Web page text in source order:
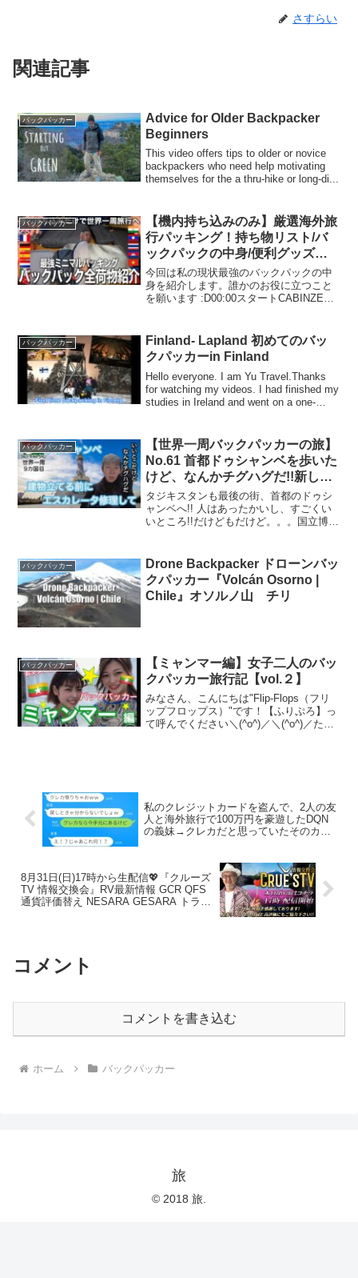
さすらい
関連記事
バックパッカー
Advice for Older Backpacker
Beginners
This video offers tips to older or novice
backpackers who need help motivating
themselves for the a thru-hike or long-di...
バックパッカー
【機内持ち込みのみ】厳選海外旅
行パッキング！持ち物リスト/バ
ックパックの中身/便利グッズ紹
介/収納のコツ/目指せミニマリス
ト
今回は私の現状最強のバックパックの中
身を紹介します。誰かのお役に立つこと
を願います :D00:00スタートCABINZERO
UNIQLOウルトラライトダウン01:...
バックパッカー
Finland- Lapland 初めてのバッ
クパッカーin Finland
Hello everyone. I am Yu Travel.Thanks
for watching my videos. I had finished my
studies in Ireland and went on a one-
バックパッカー
【世界一周バックパッカーの旅】
No.61 首都ドゥシャンベを歩いた
けど、なんかチグハグだ!!新しい
建物建てる前にエスカレーター直
して欲しい。観光スポット一挙紹
介!! (9カ国目タジキスタン共和国)
タジキスタンも最後の街、首都のドゥシ
ャンベへ!! 人はあったかいし、すごくい
いところ!!だけどもだけど。。。国立博物
謎を呼ぶ街。ドゥシャンベです!! ぜひ
「いいね」や「チャ...
バックパッカー
Drone Backpacker ドローンバッ
クパッカー『Volcán Osorno |
Chile』オソルノ山 チリ
バックパッカー
【ミャンマー編】女子二人のバッ
クパッカー旅行記【vol.２】
みなさん、こんにちは"Flip-Flops（フリ
ップフロップス）"です！【ふりぷろ】っ
て呼んでください＼(^o^)／＼(^o^)／ただ
私のクレジットカードを盗んで、2人の友
人と海外旅行で100万円を豪遊したDQN
の義妹→クレカだと思っていたそのカー
8月31日(日)17時から生配信💖『クルーズ
TV 情報交換会』RV最新情報 GCR QFS
通貨評価替え NESARA GESARA トラン
コメント
コメントを書き込む
ホーム バックパッカー
旅
© 2018 旅.